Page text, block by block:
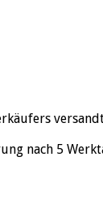
nach 5